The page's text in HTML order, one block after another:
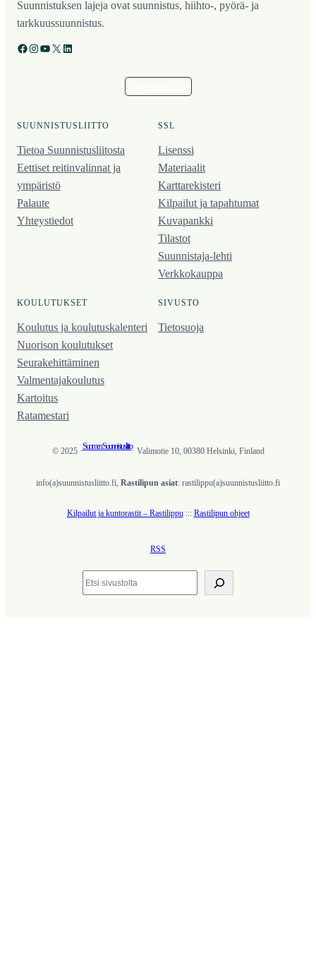
Suunnistuksen lajeja ovat suunnistus, hiihto-, pyörä- ja
tarkkuussuunnistus.
Facebook Instagram YouTube X LinkedIn
SUUNNISTUSLIITTO
Tietoa Suunnistusliitosta
Eettiset reitinvalinnat ja
ympäristö
Palaute
Yhteystiedot
SSL
Lisenssi
Materiaalit
Karttarekisteri
Kilpailut ja tapahtumat
Kuvapankki
Tilastot
Suunnistaja-lehti
Verkkokauppa
KOULUTUKSET
Koulutus ja koulutus­kalenteri
Nuorison koulutukset
Seura­kehittäminen
Valmentaja­koulutus
Kartoitus
Ratamestari
SIVUSTO
Tietosuoja
© 2025 ·
Suomen Suunnistusliitto
· Valimotie 10, 00380 Helsinki, Finland
info(a)suunnistusliitto.fi, Rastilipun asiat: rastilippu(a)suunnistusliitto.fi
Kilpailut ja kuntorastit – Rastilippu::: Rastilipun ohjeet
RSS
Etsi